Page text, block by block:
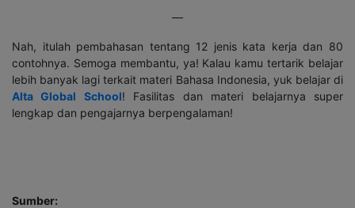
—
Nah, itulah pembahasan tentang 12 jenis kata kerja dan 80
contohnya. Semoga membantu, ya! Kalau kamu tertarik belajar
lebih banyak lagi terkait materi Bahasa Indonesia, yuk belajar di
Alta Global School! Fasilitas dan materi belajarnya super
lengkap dan pengajarnya berpengalaman!
Sumber: